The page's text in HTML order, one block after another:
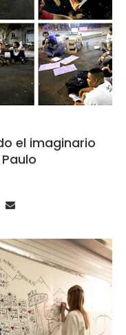
el imaginario